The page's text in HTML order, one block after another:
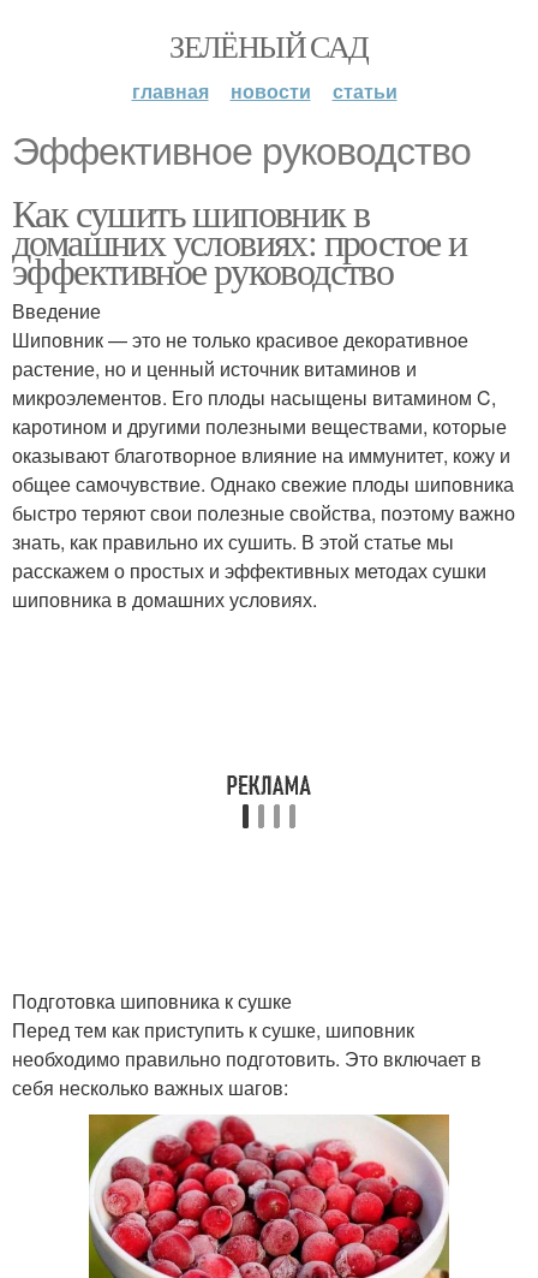
ЗЕЛЁНЫЙ САД
главная новости статьи
Эффективное руководство
Как сушить шиповник в
домашних условиях: простое и
эффективное руководство
Введение
Шиповник — это не только красивое декоративное
растение, но и ценный источник витаминов и
микроэлементов. Его плоды насыщены витамином C,
каротином и другими полезными веществами, которые
оказывают благотворное влияние на иммунитет, кожу и
общее самочувствие. Однако свежие плоды шиповника
быстро теряют свои полезные свойства, поэтому важно
знать, как правильно их сушить. В этой статье мы
расскажем о простых и эффективных методах сушки
шиповника в домашних условиях.
Подготовка шиповника к сушке
Перед тем как приступить к сушке, шиповник
необходимо правильно подготовить. Это включает в
себя несколько важных шагов: